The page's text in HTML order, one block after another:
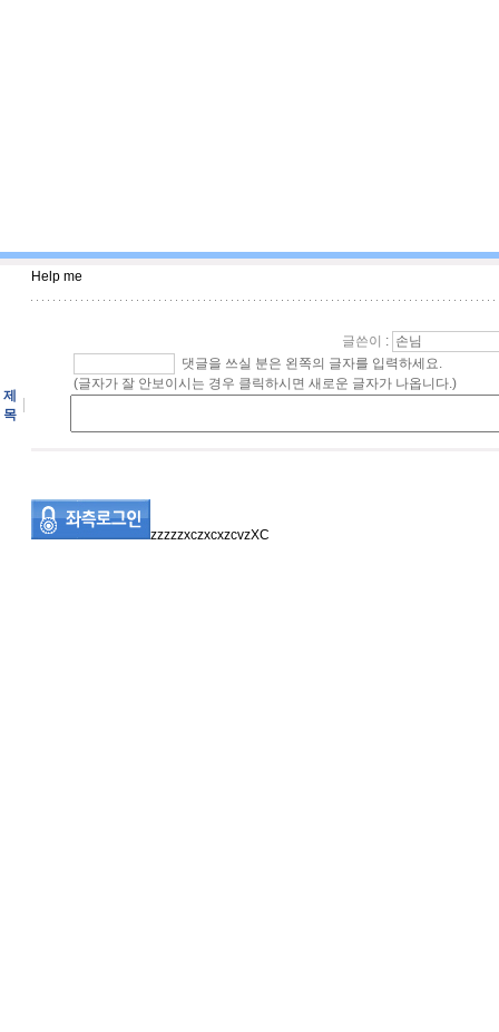
제
목
Help me
글쓴이
:
댓글을 쓰실 분은 왼쪽의 글자를 입력하세요.
(글자가 잘 안보이시는 경우 클릭하시면 새로운 글자가 나옵니다.)
zzzzzxczxcxzcvzXC